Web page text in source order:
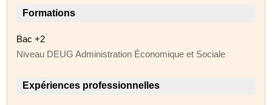
Formations
Bac +2
Niveau DEUG Administration Économique et Sociale
Expériences professionnelles